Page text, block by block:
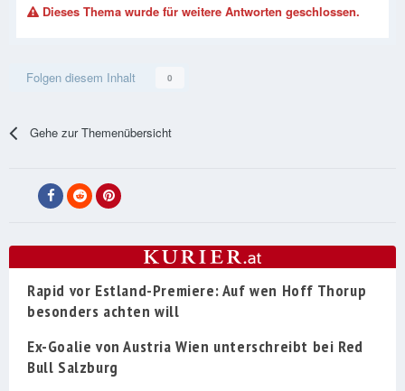
Dieses Thema wurde für weitere Antworten geschlossen.
Folgen diesem Inhalt 0
Gehe zur Themenübersicht
Rapid vor Estland-Premiere: Auf wen Hoff Thorup
besonders achten will
Ex-Goalie von Austria Wien unterschreibt bei Red
Bull Salzburg